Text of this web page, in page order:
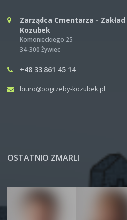
Zarządca Cmentarza -
Kozubek
Komonieckiego 25
34-300 Żywiec
+48 33 861 45 14
biuro@pogrzeby-kozubek.pl
OSTATNIO ZMARLI